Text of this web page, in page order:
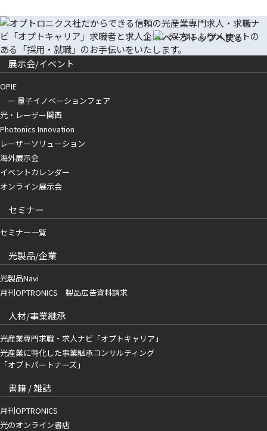
展示会/イベント
OPIE
ー 量子イノベーションフェア
光・レーザー関西
Photonics Innovation
レーザーソリューション
海外展示会
イベントカレンダー
オンライン展示会
セミナー
セミナー一覧
光製品/企業
光製品Navi
月刊OPTRONICS 製品広告資料請求
人材/事業継承
光産業専門求職・求人ナビ「オプトキャリア」
光産業に特化した事業継承コンサルティング
「オプトパートナーズ」
書籍 / 雑誌
月刊OPTRONICS
光のオンライン書店